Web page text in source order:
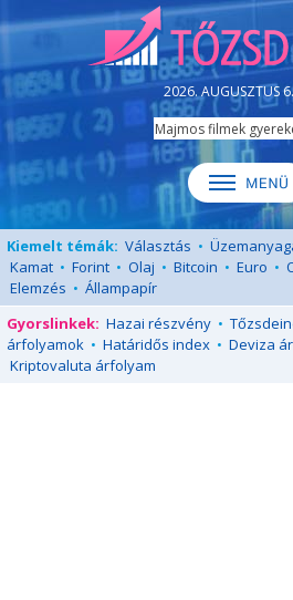
2026. AUGUSZTUS
Kiemelt témák: Választás •
Kamat • Forint • Olaj • Bitcoin • Euro •
Elemzés • Állampapír
Gyorslinkek: Hazai részvény •
árfolyamok • Határidős index • Deviza
Kriptovaluta árfolyam